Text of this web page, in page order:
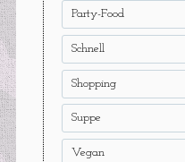
Party-Food
Schnell
Shopping
Suppe
Vegan